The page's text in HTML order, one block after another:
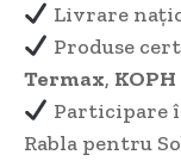
Livrare
Produse
Termax, KOPH
Participare
Rabla pentru